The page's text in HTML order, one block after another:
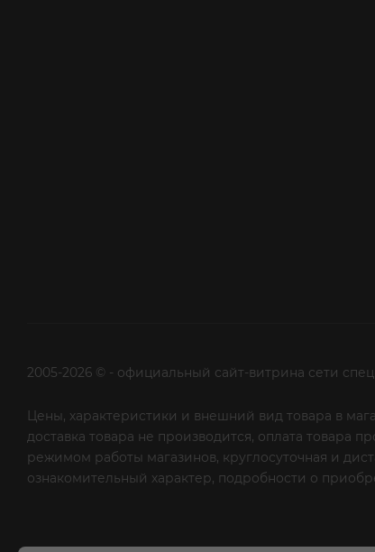
2005-2026 © - официальный сайт-витрина сети
Цены, характеристики и внешний вид товара в
доставка товара не производится, оплата товара
режимом работы магазинов, круглосуточная и
ознакомительный характер, подробности о